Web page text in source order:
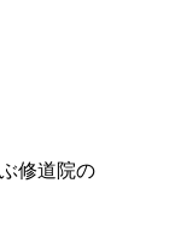
修道院の